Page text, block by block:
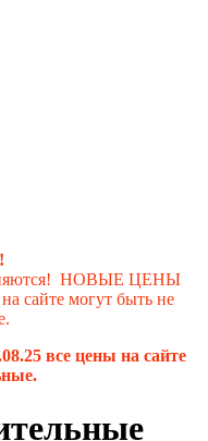
НОВЫЕ ЦЕНЫ
сайте могут быть не
все цены на сайте